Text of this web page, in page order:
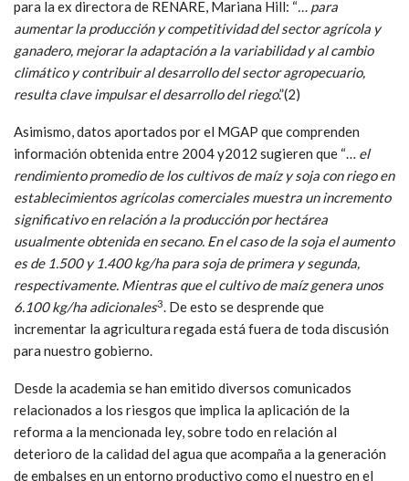
para la ex directora de RENARE, Mariana Hill: “… para
aumentar la producción y competitividad del sector agrícola y
ganadero, mejorar la adaptación a la variabilidad y al cambio
climático y contribuir al desarrollo del sector agropecuario,
resulta clave impulsar el desarrollo del riego.”(2)
Asimismo, datos aportados por el MGAP que comprenden
información obtenida entre 2004 y2012 sugieren que “… el
rendimiento promedio de los cultivos de maíz y soja con riego en
establecimientos agrícolas comerciales muestra un incremento
significativo en relación a la producción por hectárea
usualmente obtenida en secano. En el caso de la soja el aumento
es de 1.500 y 1.400 kg/ha para soja de primera y segunda,
respectivamente. Mientras que el cultivo de maíz genera unos
6.100 kg/ha adicionales3. De esto se desprende que
incrementar la agricultura regada está fuera de toda discusión
para nuestro gobierno.
Desde la academia se han emitido diversos comunicados
relacionados a los riesgos que implica la aplicación de la
reforma a la mencionada ley, sobre todo en relación al
deterioro de la calidad del agua que acompaña a la generación
de embalses en un entorno productivo como el nuestro en el